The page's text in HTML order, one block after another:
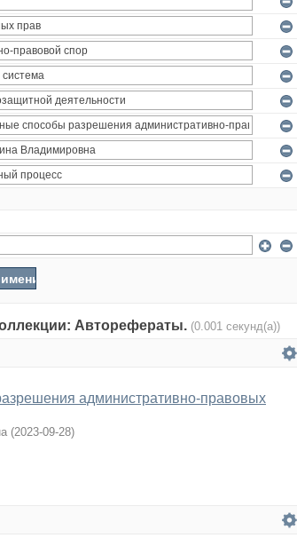
Авторефераты. (0.001 секунд(а))
административно-правовых
(2023-09-28)